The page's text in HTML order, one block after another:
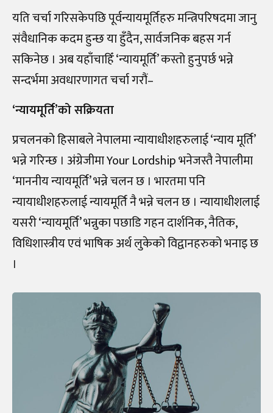
यति चर्चा गरिसकेपछि पूर्वन्यायमूर्तिहरु मन्त्रिपरिषदमा जानु
संवैधानिक कदम हुन्छ या हुँदैन, सार्वजनिक बहस गर्न
सकिनेछ । अब यहाँचाहिँ ‘न्यायमूर्ति’ कस्तो हुनुपर्छ भन्ने
सन्दर्भमा अवधारणागत चर्चा गरौं–
‘न्यायमूर्ति’को सक्रियता
प्रचलनको हिसाबले नेपालमा न्यायाधीशहरुलाई ‘न्याय मूर्ति’
भन्ने गरिन्छ । अंग्रेजीमा Your Lordship भनेजस्तै नेपालीमा
‘माननीय न्यायमूर्ति’ भन्ने चलन छ । भारतमा पनि
न्यायाधीशहरुलाई न्यायमूर्ति नै भन्ने चलन छ । न्यायाधीशलाई
यसरी ‘न्यायमूर्ति’ भन्नुका पछाडि गहन दार्शनिक, नैतिक,
विधिशास्त्रीय एवं भाषिक अर्थ लुकेको विद्वानहरुको भनाइ छ
।